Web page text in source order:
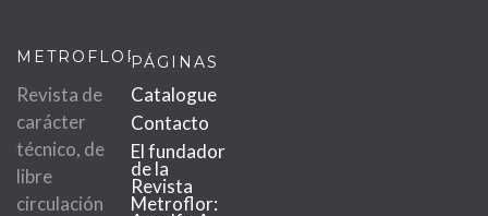
METROFLOR
Revista de
carácter
técnico, de
libre
circulación
PÁGINAS
Catalogue
Contacto
El fundador
de la
Revista
Metroflor: